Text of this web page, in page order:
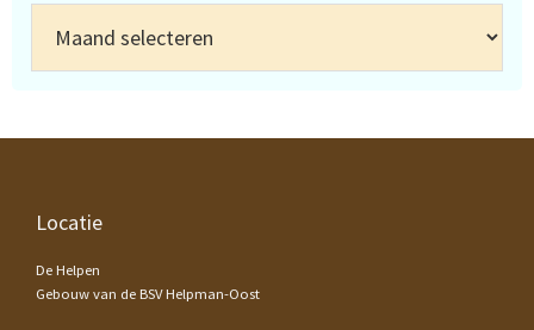
Footer
Locatie
De Helpen
Gebouw van de BSV Helpman-Oost